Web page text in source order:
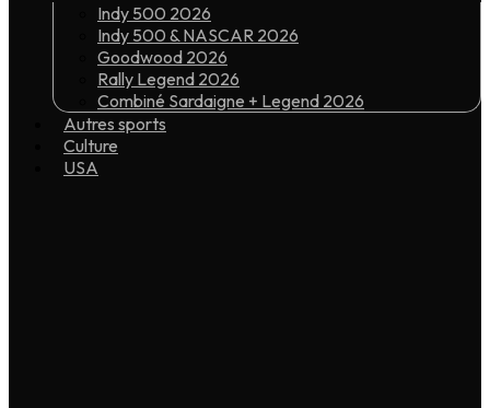
Indy 500 2026
Indy 500 & NASCAR 2026
Goodwood 2026
Rally Legend 2026
Combiné Sardaigne + Legend 2026
Autres sports
Culture
USA